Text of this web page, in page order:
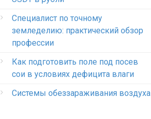
Специалист по точному
земледелию: практический обзор
профессии
Как подготовить поле под посев
сои в условиях дефицита влаги
Системы обеззараживания воздуха